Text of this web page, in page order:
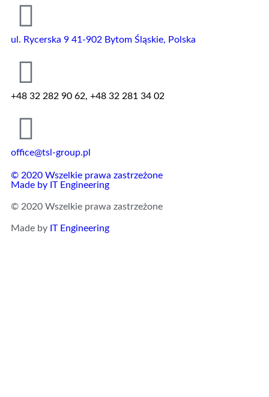
ul. Rycerska 9 41-902 Bytom Śląskie, Polska
+48 32 282 90 62, +48 32 281 34 02
office@tsl-group.pl
© 2020 Wszelkie prawa zastrzeżone
Made by IT Engineering
© 2020 Wszelkie prawa zastrzeżone
Made by IT Engineering